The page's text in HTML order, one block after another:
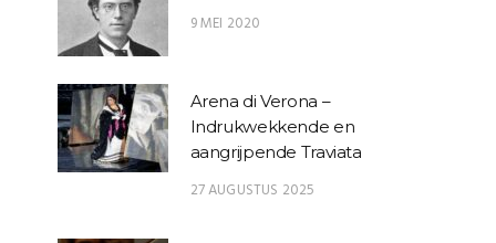
9 MEI 2020
Arena di Verona –
Indrukwekkende en
aangrijpende Traviata
27 AUGUSTUS 2025